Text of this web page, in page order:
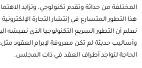
المختلفة من حداثة وتقدم تكنولوجي، وتزايد
هذا التطور المتسارع في إنتشار التجارة
نعلم أن التطور السريع التكنولوجيا الذي نعيشه
وأساليب حديثة لم تكن معروفة لإبرام العقود مثل:
الحاجة لتواجد أطراف العقد في ذات المجلس.